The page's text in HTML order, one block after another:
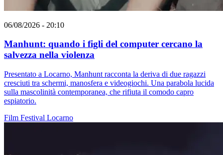
06/08/2026 - 20:10
Manhunt: quando i figli del computer cercano la
salvezza nella violenza
Presentato a Locarno, Manhunt racconta la deriva di due ragazzi
cresciuti tra schermi, manosfera e videogiochi. Una parabola lucida
sulla mascolinità contemporanea, che rifiuta il comodo capro
espiatorio.
Film Festival Locarno